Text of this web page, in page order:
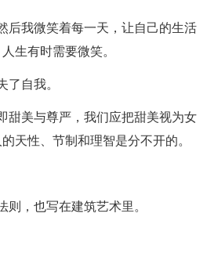
后我微笑着每一天，让自己的生活
生有时需要微笑。
自我。
美与尊严，我们应把甜美视为女
天性、节制和理智是分不开的。
，也写在建筑艺术里。